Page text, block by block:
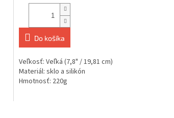
Do košíka
Veľkosť: Veľká (7,8" / 19,81 cm)
Materiál: sklo a silikón
Hmotnosť: 220g